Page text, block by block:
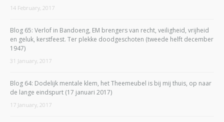
14 February, 2017
Blog 65: Verlof in Bandoeng, EM brengers van recht, veiligheid, vrijheid
en geluk, kerstfeest. Ter plekke doodgeschoten (tweede helft december
1947)
31 January, 2017
Blog 64: Dodelijk mentale klem, het Theemeubel is bij mij thuis, op naar
de lange eindspurt (17 januari 2017)
17 January, 2017